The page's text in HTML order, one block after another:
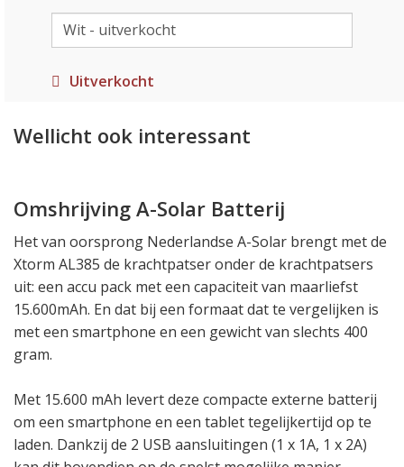
Uitverkocht
Wellicht ook interessant
Omshrijving A-Solar Batterij
Het van oorsprong Nederlandse A-Solar brengt met de
Xtorm AL385 de krachtpatser onder de krachtpatsers
uit: een accu pack met een capaciteit van maarliefst
15.600mAh. En dat bij een formaat dat te vergelijken is
met een smartphone en een gewicht van slechts 400
gram.
Met 15.600 mAh levert deze compacte externe batterij
om een smartphone en een tablet tegelijkertijd op te
laden. Dankzij de 2 USB aansluitingen (1 x 1A, 1 x 2A)